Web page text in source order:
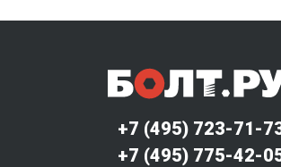
+7 (495) 723-71-
+7 (495) 775-42-